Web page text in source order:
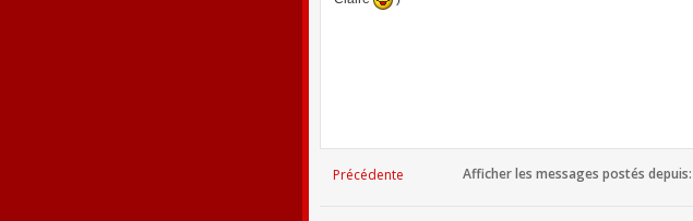
Précédente Afficher les messages postés depuis: